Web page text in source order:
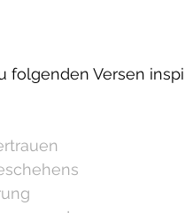
folgenden Versen